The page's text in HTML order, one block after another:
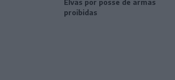
Elvas por posse de armas
proibidas